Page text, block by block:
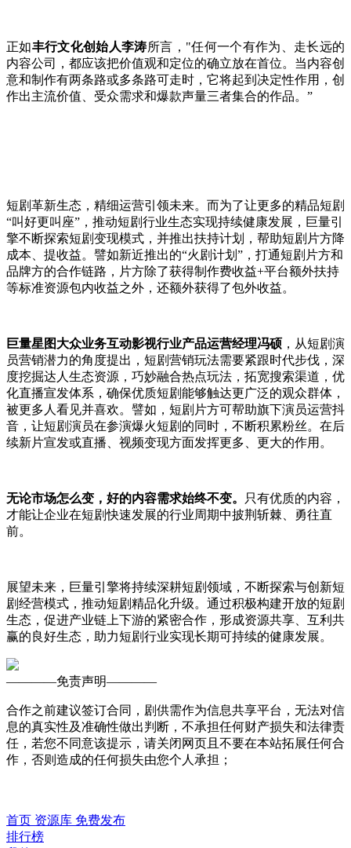
正如丰行文化创始人李涛所言，"任何一个有作为、走长远的
内容公司，都应该把价值观和定位的确立放在首位。当内容创
意和制作有两条路或多条路可走时，它将起到决定性作用，创
作出主流价值、受众需求和爆款声量三者集合的作品。”
短剧革新生态，精细运营引领未来。而为了让更多的精品短剧
“叫好更叫座”，推动短剧行业生态实现持续健康发展，巨量引
擎不断探索短剧变现模式，并推出扶持计划，帮助短剧片方降
成本、提收益。譬如新近推出的“火剧计划”，打通短剧片方和
品牌方的合作链路，片方除了获得制作费收益+平台额外扶持
等标准资源包内收益之外，还额外获得了包外收益。
巨量星图大众业务互动影视行业产品运营经理冯硕 ，从短剧演
员营销潜力的角度提出，短剧营销玩法需要紧跟时代步伐，深
度挖掘达人生态资源，巧妙融合热点玩法，拓宽搜索渠道，优
化直播宣发体系，确保优质短剧能够触达更广泛的观众群体，
被更多人看见并喜欢。譬如，短剧片方可帮助旗下演员运营抖
音，让短剧演员在参演爆火短剧的同时，不断积累粉丝。在后
续新片宣发或直播、视频变现方面发挥更多、更大的作用。
无论市场怎么变，好的内容需求始终不变。
只有优质的内容，
才能让企业在短剧快速发展的行业周期中披荆斩棘、勇往直
前。
展望未来，巨量引擎将持续深耕短剧领域，不断探索与创新短
剧经营模式，推动短剧精品化升级。通过积极构建开放的短剧
生态，促进产业链上下游的紧密合作，形成资源共享、互利共
赢的良好生态，助力短剧行业实现长期可持续的健康发展。
————免责声明————
合作之前建议签订合同，剧供需作为信息共享平台，无法对信
息的真实性及准确性做出判断，不承担任何财产损失和法律责
任，若您不同意该提示，请关闭网页且不要在本站拓展任何合
作，否则造成的任何损失由您个人承担；
首页 资源库 免费发布
排行榜